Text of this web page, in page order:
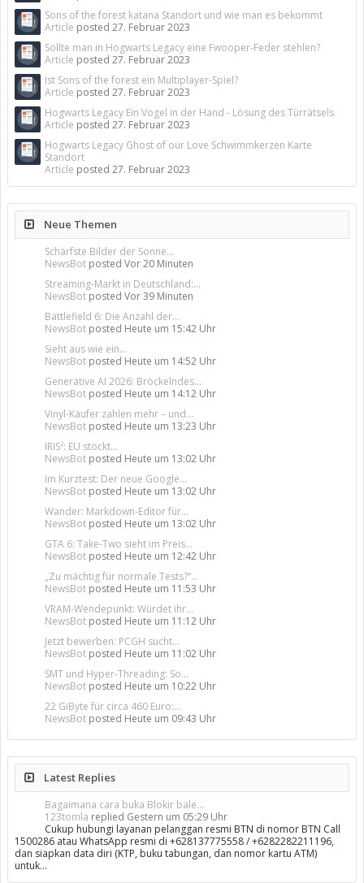
Sons of the forest katana Standort und wie man es bekommt
Article posted 27. Februar 2023
Sollte man in Hogwarts Legacy eine Fwooper-Feder stehlen?
Article posted 27. Februar 2023
Ist Sons of the forest ein Multiplayer-Spiel?
Article posted 27. Februar 2023
Hogwarts Legacy Ein Vogel in der Hand - Lösung des Türrätsels
Article posted 27. Februar 2023
Hogwarts Legacy Ghost of our Love Schwimmkerzen Karte
Standort
Article posted 27. Februar 2023
Neue Themen
Schärfste Bilder der Sonne...
NewsBot posted Vor 20 Minuten
Streaming-Markt in Deutschland:...
NewsBot posted Vor 39 Minuten
Battlefield 6: Die Anzahl der...
NewsBot posted Heute um 15:42 Uhr
Sieht aus wie ein...
NewsBot posted Heute um 14:52 Uhr
Generative AI 2026: Bröckelndes...
NewsBot posted Heute um 14:12 Uhr
Vinyl-Käufer zahlen mehr – und...
NewsBot posted Heute um 13:23 Uhr
IRIS²: EU stockt...
NewsBot posted Heute um 13:02 Uhr
Im Kurztest: Der neue Google...
NewsBot posted Heute um 13:02 Uhr
Wander: Markdown-Editor für...
NewsBot posted Heute um 13:02 Uhr
GTA 6: Take-Two sieht im Preis...
NewsBot posted Heute um 12:42 Uhr
„Zu mächtig für normale Tests?“...
NewsBot posted Heute um 11:53 Uhr
VRAM-Wendepunkt: Würdet ihr...
NewsBot posted Heute um 11:12 Uhr
Jetzt bewerben: PCGH sucht...
NewsBot posted Heute um 11:02 Uhr
SMT und Hyper-Threading: So...
NewsBot posted Heute um 10:22 Uhr
22 GiByte für circa 460 Euro:...
NewsBot posted Heute um 09:43 Uhr
Latest Replies
Bagaimana cara buka Blokir bale...
123tomla replied Gestern um 05:29 Uhr
Cukup hubungi layanan pelanggan resmi BTN di nomor BTN Call
1500286 atau WhatsApp resmi di +628137775558 / +6282282211196,
dan siapkan data diri (KTP, buku tabungan, dan nomor kartu ATM)
untuk…